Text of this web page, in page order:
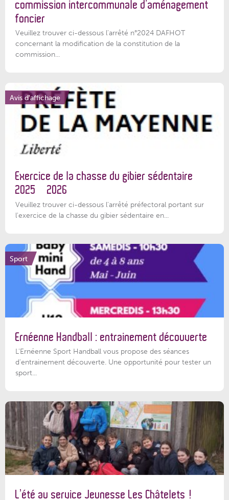
commission intercommunale d’aménagement
foncier
Veuillez trouver ci-dessous l'arrêté n°2024 DAFHOT
concernant la modification de la constitution de la
commission...
Avis d'affichage
Exercice de la chasse du gibier sédentaire
2025 – 2026
Veuillez trouver ci-dessous l'arrêté préfectoral portant sur
l'exercice de la chasse du gibier sédentaire en...
Sport
Ernéenne Handball : entrainement découverte
L'Ernéenne Sport Handball vous propose des séances
d'entrainement découverte. Une opportunité pour tester un
sport...
L’été au service Jeunesse Les Châtelets !